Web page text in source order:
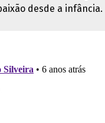
desde a infância.